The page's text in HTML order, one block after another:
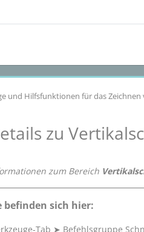
und Hilfsfunktionen für das
zu
zum Bereich
befinden sich hier:
Tab ➤ Befehlsgruppe